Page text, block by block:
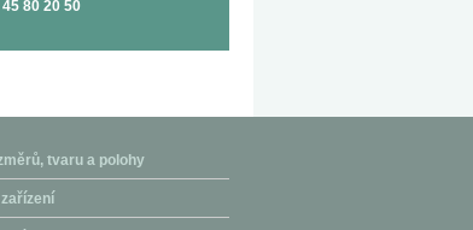
45 80 20 50
tvaru a polohy